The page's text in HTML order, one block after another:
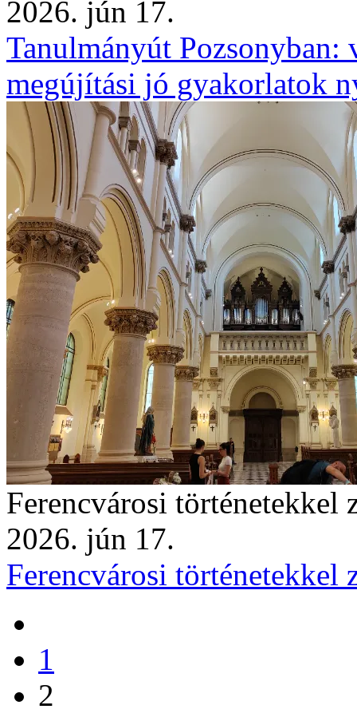
2026. jún 17.
Tanulmányút Pozsonyban:
megújítási jó gyakorlatok
Ferencvárosi történetekkel
2026. jún 17.
Ferencvárosi történetekkel
1
2